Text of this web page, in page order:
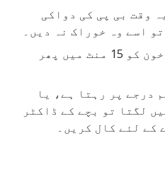
وقت بی پی کی دواکی
اسے وہ خوراک نہ دیں۔
اپنے بچے کے فشار خون کو 15 منٹ میں پھر
درجے پر رہتا ہے، یا
لگتا تو بچے کے ڈاکٹر
کے لئے کال کریں۔